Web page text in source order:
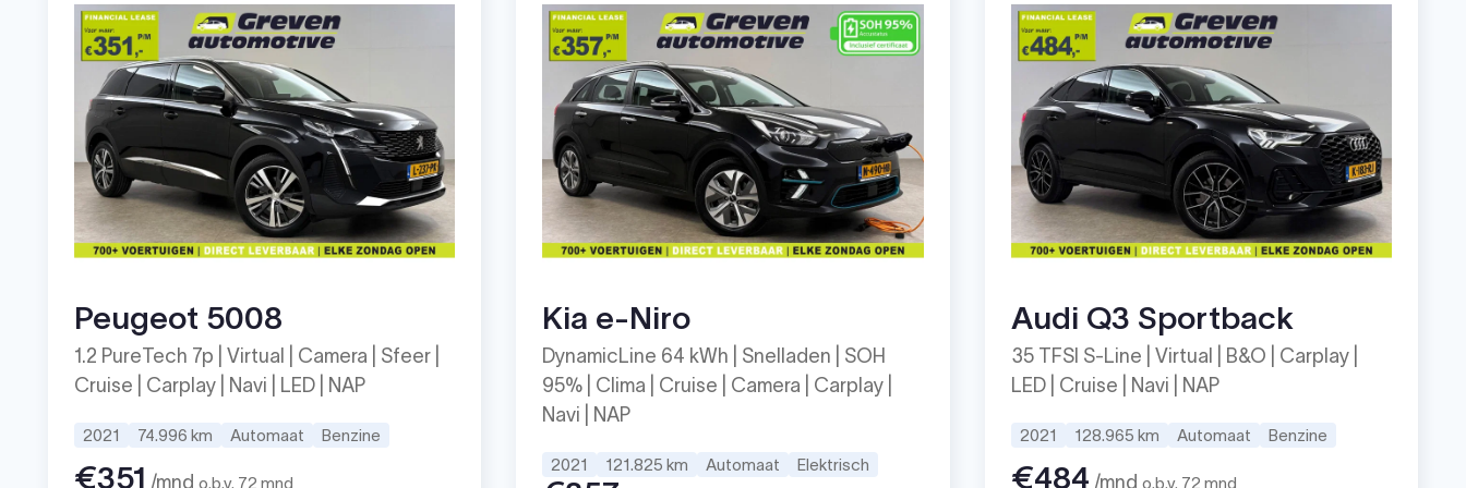
Peugeot 5008
1.2 PureTech 7p | Virtual | Camera | Sfeer |
Cruise | Carplay | Navi | LED | NAP
2021 74.996 km Automaat Benzine
€351 /mnd o.b.v. 72 mnd
Kia e-Niro
DynamicLine 64 kWh | Snelladen | SOH
95% | Clima | Cruise | Camera | Carplay |
Navi | NAP
2021 121.825 km Automaat Elektrisch
Audi Q3 Sportback
35 TFSI S-Line | Virtual | B&O | Carplay |
LED | Cruise | Navi | NAP
2021 128.965 km Automaat Benzine
€484 /mnd o.b.v. 72 mnd